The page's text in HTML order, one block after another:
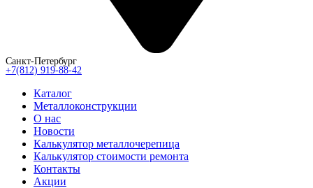
Санкт-Петербург
+7(812) 919-88-42
Каталог
Металлоконструкции
О нас
Новости
Калькулятор металлочерепица
Калькулятор стоимости ремонта
Контакты
Акции